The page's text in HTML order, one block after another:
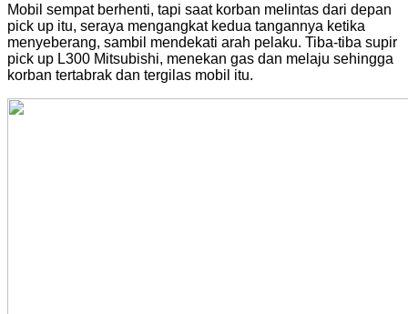
Mobil sempat berhenti, tapi saat korban melintas dari depan
pick up itu, seraya mengangkat kedua tangannya ketika
menyeberang, sambil mendekati arah pelaku. Tiba-tiba supir
pick up L300 Mitsubishi, menekan gas dan melaju sehingga
korban tertabrak dan tergilas mobil itu.